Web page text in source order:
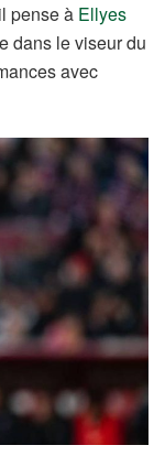
pense à Ellyes
dans le viseur du
avec